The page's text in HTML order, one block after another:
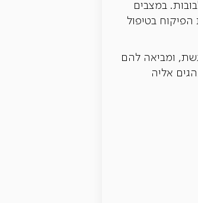
במצבים
בטיפול
ומביאה להם
אליה